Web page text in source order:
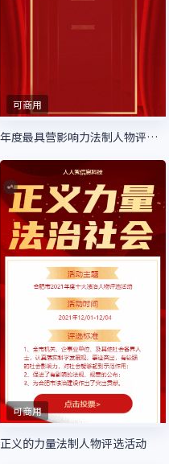
可商用
年度最具营影响力法制人物评选评选活动
可商用
正义的力量法制人物评选活动